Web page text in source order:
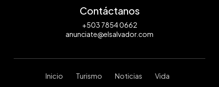
Contáctanos
+503 7854 0662
anunciate@elsalvador.com
Inicio Turismo Noticias Vida